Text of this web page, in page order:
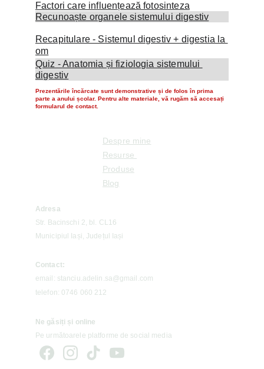
Recunoaște organele sistemului digestiv
Recapitulare - Sistemul digestiv + digestia la
om
Factori care influențează fotosinteza
Quiz - Anatomia și fiziologia sistemului
digestiv
Prezentările încărcate sunt demonstrative și de folos în prima
parte a anului școlar. Pentru alte materiale, vă rugăm să accesați
formularul de contact.
Contact:
email: stanciu.adelin.sa@gmail.com
telefon: 0746 060 212
Despre mine
Resurse
Produse
Blog
Adresa
Str. Bacinschi 2, bl. CL16
Municipiul Iași, Județul Iași
Ne găsiți și online
Pe următoarele platforme de social media